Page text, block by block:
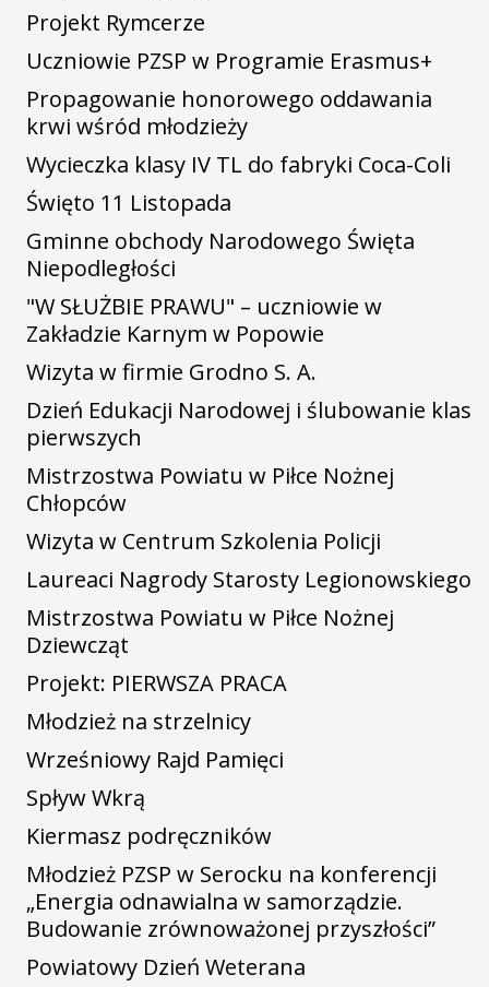
Projekt Rymcerze
Uczniowie PZSP w Programie Erasmus+
Propagowanie honorowego oddawania
krwi wśród młodzieży
Wycieczka klasy IV TL do fabryki Coca-Coli
Święto 11 Listopada
Gminne obchody Narodowego Święta
Niepodległości
"W SŁUŻBIE PRAWU" – uczniowie w
Zakładzie Karnym w Popowie
Wizyta w firmie Grodno S. A.
Dzień Edukacji Narodowej i ślubowanie klas
pierwszych
Mistrzostwa Powiatu w Piłce Nożnej
Chłopców
Wizyta w Centrum Szkolenia Policji
Laureaci Nagrody Starosty Legionowskiego
Mistrzostwa Powiatu w Piłce Nożnej
Dziewcząt
Projekt: PIERWSZA PRACA
Młodzież na strzelnicy
Wrześniowy Rajd Pamięci
Spływ Wkrą
Kiermasz podręczników
Młodzież PZSP w Serocku na konferencji
„Energia odnawialna w samorządzie.
Budowanie zrównoważonej przyszłości”
Powiatowy Dzień Weterana